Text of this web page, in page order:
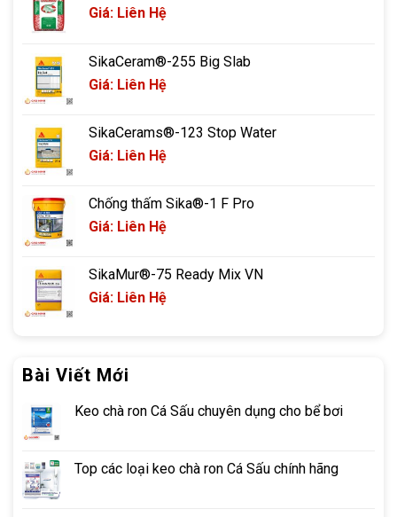
Giá: Liên Hệ
SikaCeram®-255 Big Slab
Giá: Liên Hệ
SikaCerams®-123 Stop Water
Giá: Liên Hệ
Chống thấm Sika®-1 F Pro
Giá: Liên Hệ
SikaMur®-75 Ready Mix VN
Giá: Liên Hệ
Bài Viết Mới
Keo chà ron Cá Sấu chuyên dụng cho bể bơi
Top các loại keo chà ron Cá Sấu chính hãng